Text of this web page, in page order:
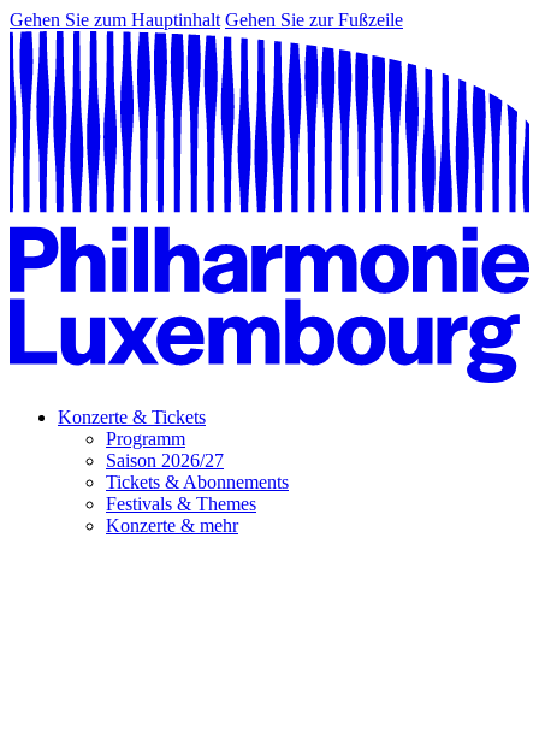
Gehen Sie zum Hauptinhalt Gehen Sie zur Fußzeile
Konzerte & Tickets
Programm
Saison 2026/27
Tickets & Abonnements
Festivals & Themes
Konzerte & mehr